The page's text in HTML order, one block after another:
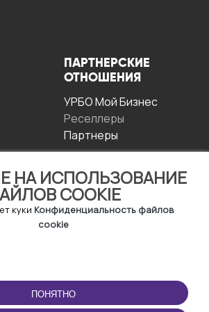
НА ИСПОЛЬЗОВАНИЕ
COOKIE
куки Конфиденциальность файлов
cookie
ПОНЯТНО
ПАРТНЕРСКИЕ
ОТНОШЕНИЯ
УРБО Мой Бизнес
Реселлеры
Партнеры
ПРИЛОЖЕНИЕ